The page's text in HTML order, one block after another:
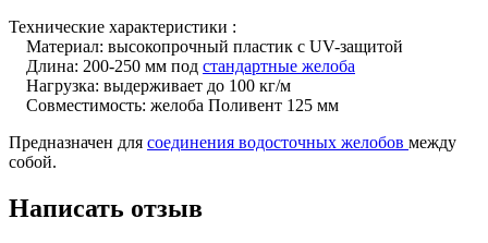
Технические характеристики :
Материал: высокопрочный пластик с UV-защитой
Длина: 200-250 мм под стандартные желоба
Нагрузка: выдерживает до 100 кг/м
Совместимость: желоба Поливент 125 мм
Предназначен для соединения водосточных желобов между
собой.
Написать отзыв